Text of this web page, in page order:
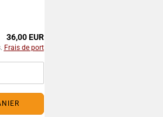
36,00 EUR
Frais de port